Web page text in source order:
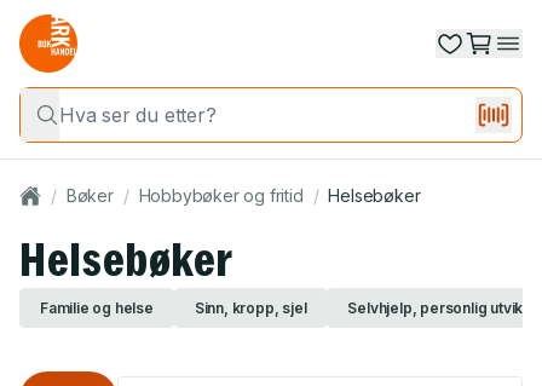
/ Bøker / Hobbybøker og fritid / Helsebøker
Helsebøker
Familie og helse Sinn, kropp, sjel Selvhjelp, personlig